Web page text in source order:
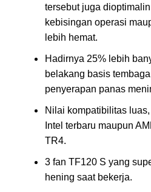
tersebut juga
kebisingan operasi
lebih hemat.
Hadirnya 25% lebih
belakang basis
penyerapan panas
Nilai kompatibilitas
Intel terbaru maupun
TR4.
3 fan TF120 S yang
hening saat bekerja.